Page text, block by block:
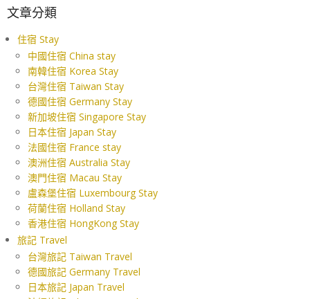
文章分類
住宿 Stay
中國住宿 China stay
南韓住宿 Korea Stay
台灣住宿 Taiwan Stay
德國住宿 Germany Stay
新加坡住宿 Singapore Stay
日本住宿 Japan Stay
法國住宿 France stay
澳洲住宿 Australia Stay
澳門住宿 Macau Stay
盧森堡住宿 Luxembourg Stay
荷蘭住宿 Holland Stay
香港住宿 HongKong Stay
旅記 Travel
台灣旅記 Taiwan Travel
德國旅記 Germany Travel
日本旅記 Japan Travel